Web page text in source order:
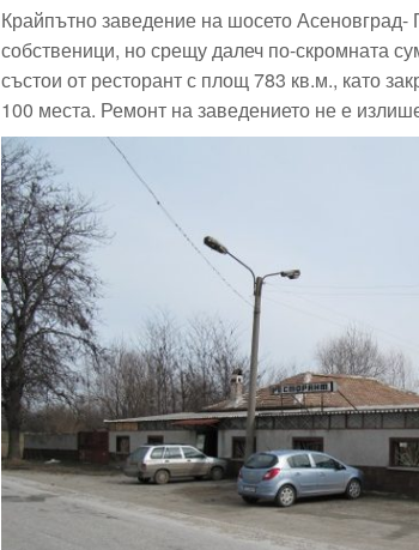
Крайпътно заведение на шосето
собственици, но срещу далеч по-скромната
състои от ресторант с площ 783 кв.м., като
100 места. Ремонт на заведението не е